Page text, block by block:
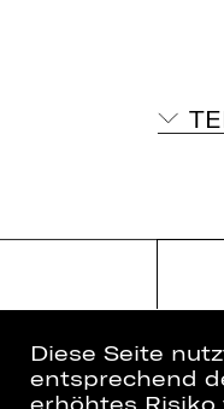
Diese Seite
entsprechend
erhöhtes Risiko